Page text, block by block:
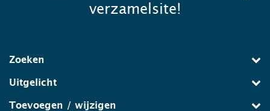
verzamelsite!
Zoeken
Uitgelicht
Toevoegen / wijzigen